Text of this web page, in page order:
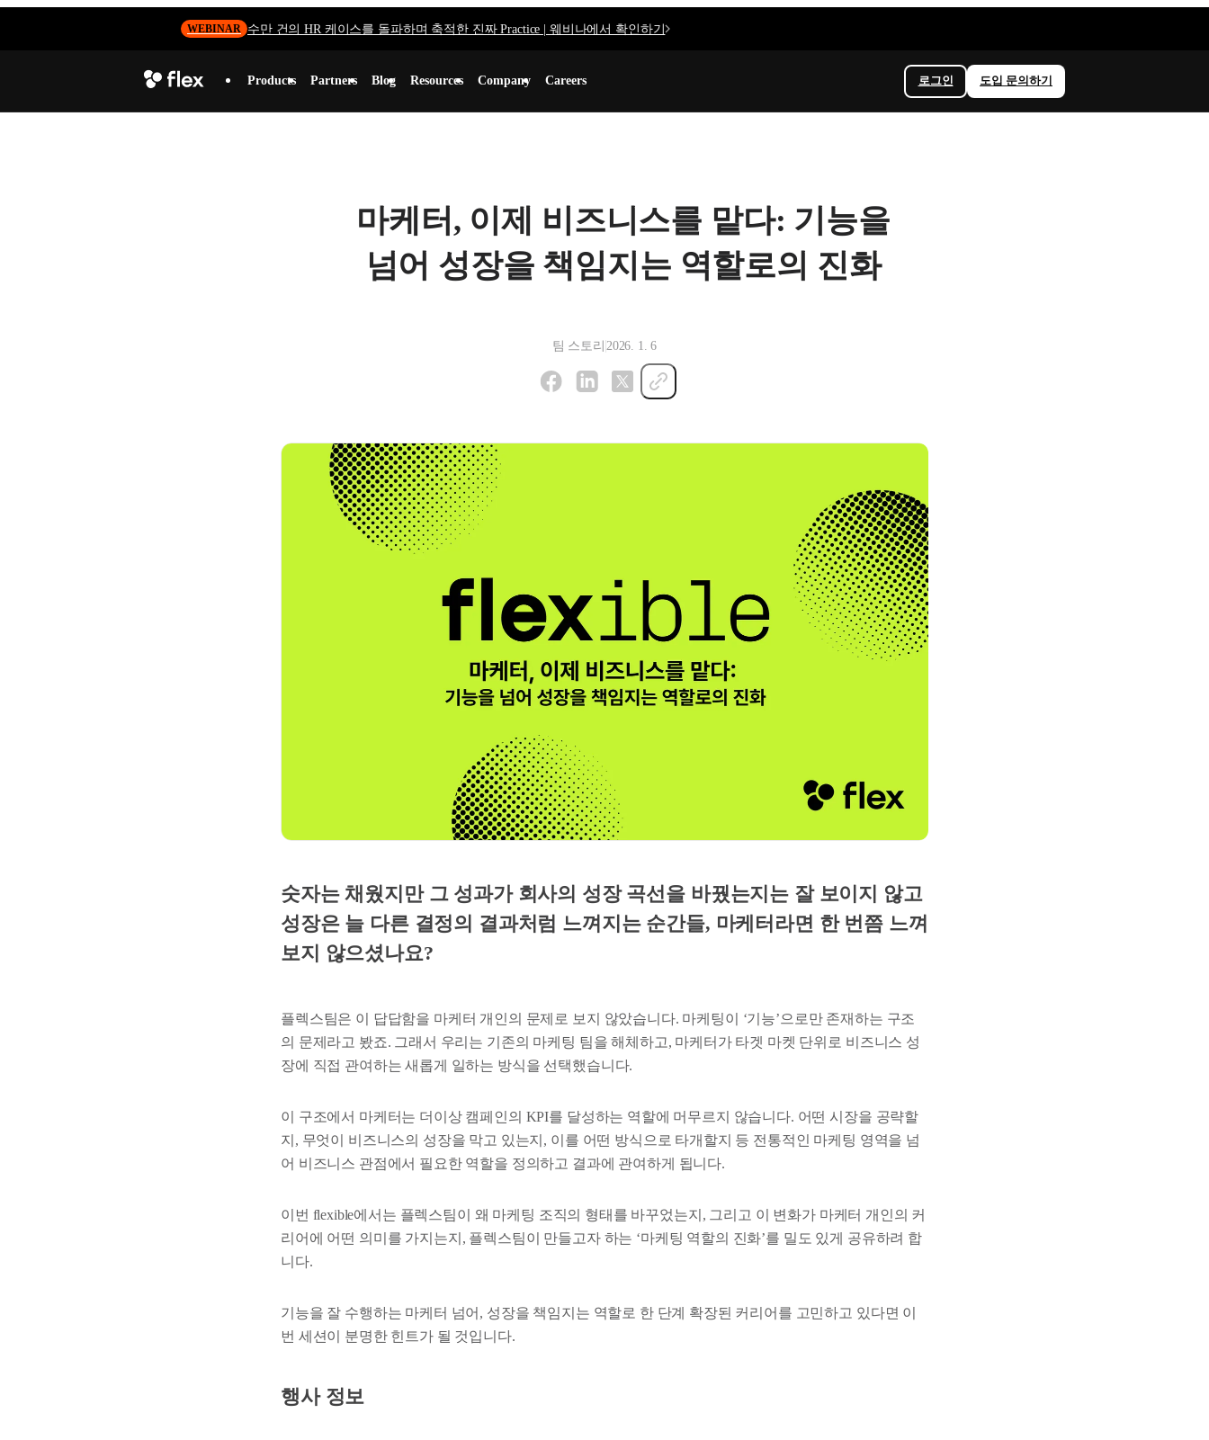
WEBINAR 수만 건의 HR 케이스를 돌파하며 축적한 진짜 Practice | 웨비나에서 확인하기
Products Partners Blog Resources Company Careers 로그인 도입 문의하기
마케터, 이제 비즈니스를 맡다: 기능을
넘어 성장을 책임지는 역할로의 진화
팀 스토리 2026. 1. 6
숫자는 채웠지만 그 성과가 회사의 성장 곡선을 바꿨는지는 잘 보이지 않고
성장은 늘 다른 결정의 결과처럼 느껴지는 순간들, 마케터라면 한 번쯤 느껴
보지 않으셨나요?
플렉스팀은 이 답답함을 마케터 개인의 문제로 보지 않았습니다. 마케팅이 ‘기능’으로만 존재하는 구조
의 문제라고 봤죠. 그래서 우리는 기존의 마케팅 팀을 해체하고, 마케터가 타겟 마켓 단위로 비즈니스 성
장에 직접 관여하는 새롭게 일하는 방식을 선택했습니다.
이 구조에서 마케터는 더이상 캠페인의 KPI를 달성하는 역할에 머무르지 않습니다. 어떤 시장을 공략할
지, 무엇이 비즈니스의 성장을 막고 있는지, 이를 어떤 방식으로 타개할지 등 전통적인 마케팅 영역을 넘
어 비즈니스 관점에서 필요한 역할을 정의하고 결과에 관여하게 됩니다.
이번 flexible에서는 플렉스팀이 왜 마케팅 조직의 형태를 바꾸었는지, 그리고 이 변화가 마케터 개인의 커
리어에 어떤 의미를 가지는지, 플렉스팀이 만들고자 하는 ‘마케팅 역할의 진화’를 밀도 있게 공유하려 합
니다.
기능을 잘 수행하는 마케터 넘어, 성장을 책임지는 역할로 한 단계 확장된 커리어를 고민하고 있다면 이
번 세션이 분명한 힌트가 될 것입니다.
행사 정보